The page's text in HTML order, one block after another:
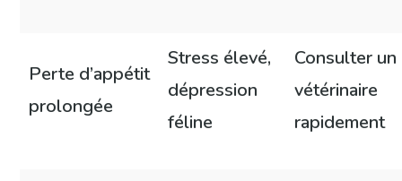
Perte d’appétit
prolongée
Stress élevé,
dépression
féline
Consulter un
vétérinaire
rapidement